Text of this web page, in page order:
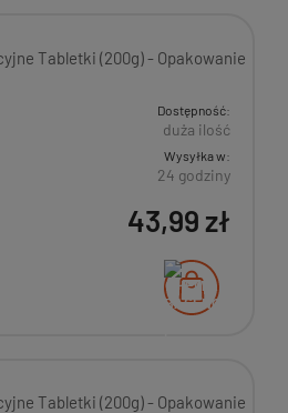
Tabletki (200g) - Opakowanie
Dostępność:
duża ilość
Wysyłka w:
24 godziny
43,99 zł
Tabletki (200g) - Opakowanie